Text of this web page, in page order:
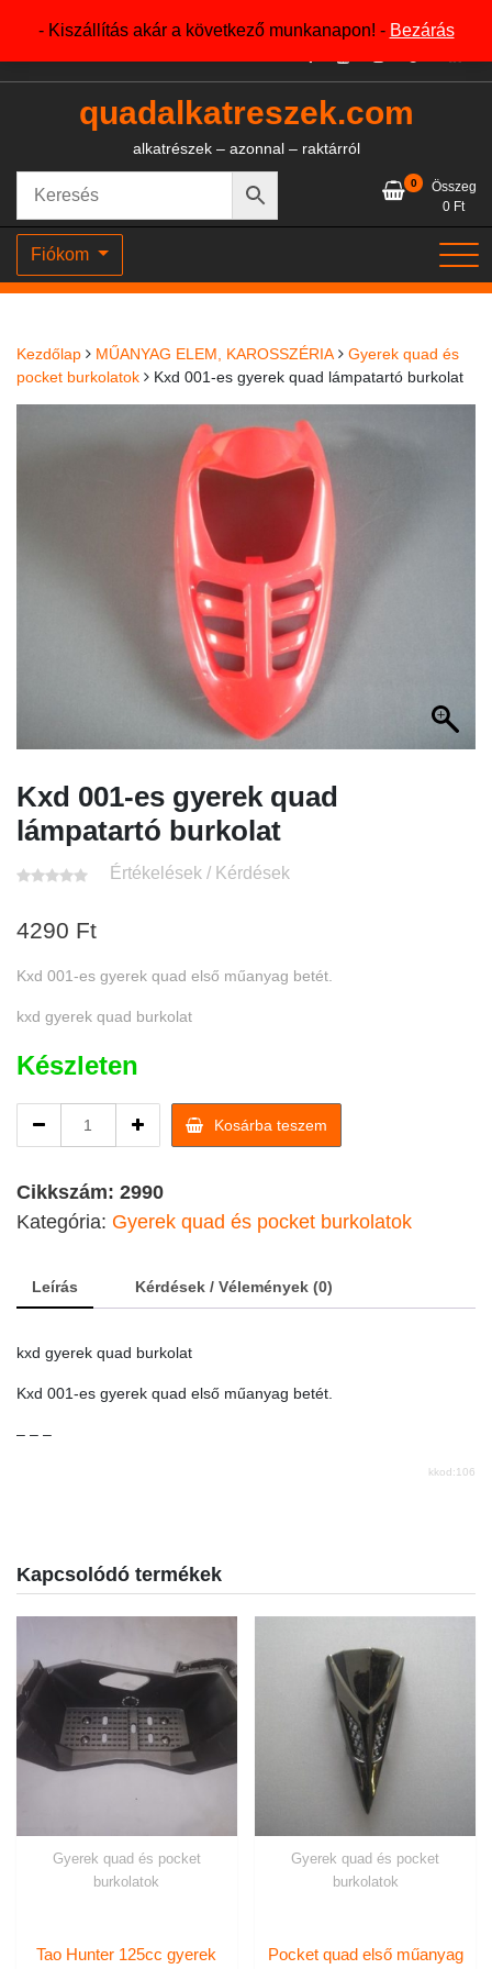
- Kiszállítás akár a következő munkanapon! - Bezárás
+36204327386
quadalkatreszek.com
alkatrészek – azonnal – raktárról
0
Összeg
0 Ft
Fiókom
Kezdőlap MŰANYAG ELEM, KAROSSZÉRIA
Gyerek quad és
pocket burkolatok
Kxd 001-es gyerek quad lámpatartó burkolat
Kxd 001-es gyerek quad
lámpatartó burkolat
Értékelések / Kérdések
4290 Ft
Kxd 001-es gyerek quad első műanyag betét.
kxd gyerek quad burkolat
Készleten
001-
gyerek
lámpatartó
Kosárba teszem
Cikkszám: 2990
Kategória: Gyerek quad és pocket burkolatok
Leírás Kérdések / Vélemények (0)
kxd gyerek quad burkolat
Kxd 001-es gyerek quad első műanyag betét.
– – –
kkod:106
Kapcsolódó termékek
Gyerek quad és pocket
burkolatok
Tao Hunter 125cc gyerek
Gyerek quad és pocket
burkolatok
Pocket quad első műanyag